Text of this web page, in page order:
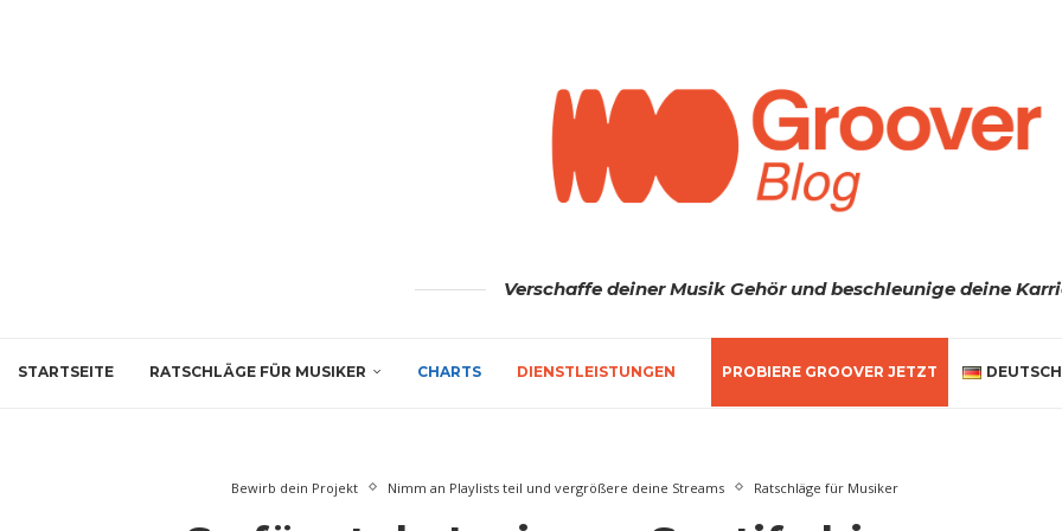
Verschaffe deiner Musik Gehör und beschleunige deine
STARTSEITE RATSCHLÄGE FÜR MUSIKER CHARTS DIENSTLEISTUNGEN PROBIERE GROOVER JETZT DEUTSCH
Bewirb dein Projekt Nimm an Playlists teil und vergrößere deine Streams Ratschläge für Musiker